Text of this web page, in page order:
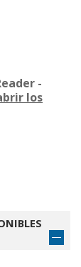
-
los